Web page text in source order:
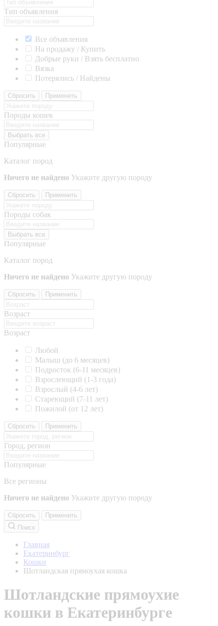
Тип объявления
Все объявления
На продажу / Купить
Добрые руки / Взять бесплатно
Вязка
Потерялись / Найдены
Сбросить Применить
Породы кошек
Выбрать все
Популярные
Каталог пород
Ничего не найдено Укажите другую породу
Сбросить Применить
Породы собак
Выбрать все
Популярные
Каталог пород
Ничего не найдено Укажите другую породу
Сбросить Применить
Возраст
Возраст
Любой
Малыш (до 6 месяцев)
Подросток (6-11 месяцев)
Взрослеющий (1-3 года)
Взрослый (4-6 лет)
Стареющий (7-11 лет)
Пожилой (от 12 лет)
Сбросить Применить
Город, регион
Популярные
Все регионы
Ничего не найдено Укажите другую породу
Сбросить
Применить
Поиск
Главная
Екатеринбург
Кошки
Шотландская прямоухая кошка
Шотландские прямоухие
кошки в Екатеринбурге